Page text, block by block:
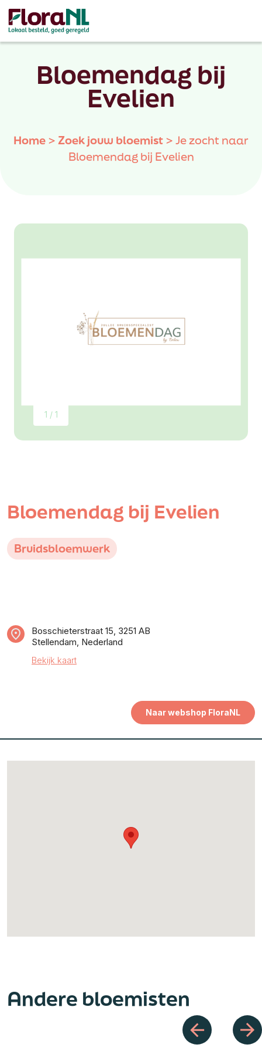
Bloemendag bij
Evelien
Home>Zoek jouw bloemist>Je zocht naar
Bloemendag bij Evelien
1 / 1
Bloemendag bij Evelien
Bruidsbloemwerk
Bosschieterstraat 15, 3251 AB
Stellendam, Nederland
Bekijk kaart
Naar webshop FloraNL
Andere bloemisten